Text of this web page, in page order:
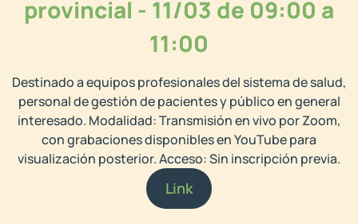
provincial - 11/03 de 09:00 a
11:00
Destinado a equipos profesionales del sistema de salud,
personal de gestión de pacientes y público en general
interesado. Modalidad: Transmisión en vivo por Zoom,
con grabaciones disponibles en YouTube para
visualización posterior. Acceso: Sin inscripción previa.
Link